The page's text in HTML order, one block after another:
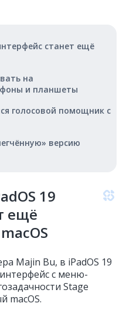
станет ещё
на
и планшеты
голосовой помощник с
версию
19
ещё
Majin Bu, в iPadOS 19
с меню-
Stage
macOS.